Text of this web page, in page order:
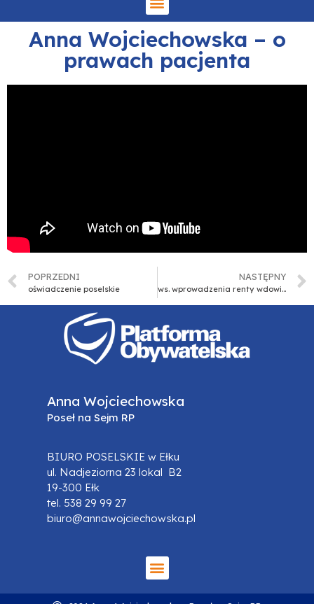
Anna Wojciechowska – o
prawach pacjenta
POPRZEDNI
oświadczenie poselskie
NASTĘPNY
ws. wprowadzenia renty wdowiej
Anna Wojciechowska
Poseł na Sejm RP
BIURO POSELSKIE w Ełku
ul. Nadjeziorna 23 lokal B2
19-300 Ełk
tel. 538 29 99 27
biuro@annawojciechowska.pl